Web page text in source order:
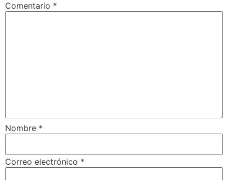
Comentario *
Nombre *
Correo electrónico *